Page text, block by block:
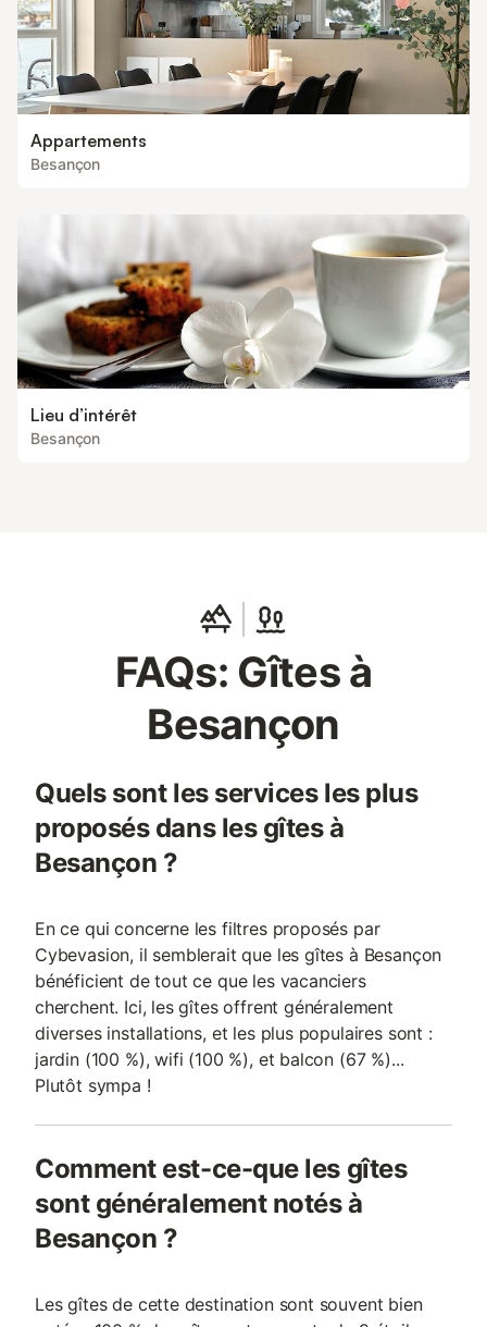
Appartements
Besançon
Lieu d’intérêt
Besançon
FAQs: Gîtes à
Besançon
Quels sont les services les plus
proposés dans les gîtes à
Besançon ?
En ce qui concerne les filtres proposés par
Cybevasion, il semblerait que les gîtes à Besançon
bénéficient de tout ce que les vacanciers
cherchent. Ici, les gîtes offrent généralement
diverses installations, et les plus populaires sont :
jardin (100 %), wifi (100 %), et balcon (67 %)...
Plutôt sympa !
Comment est-ce-que les gîtes
sont généralement notés à
Besançon ?
Les gîtes de cette destination sont souvent bien